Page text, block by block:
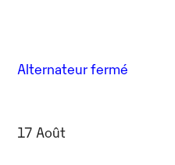
Alternateur fermé
17 Août